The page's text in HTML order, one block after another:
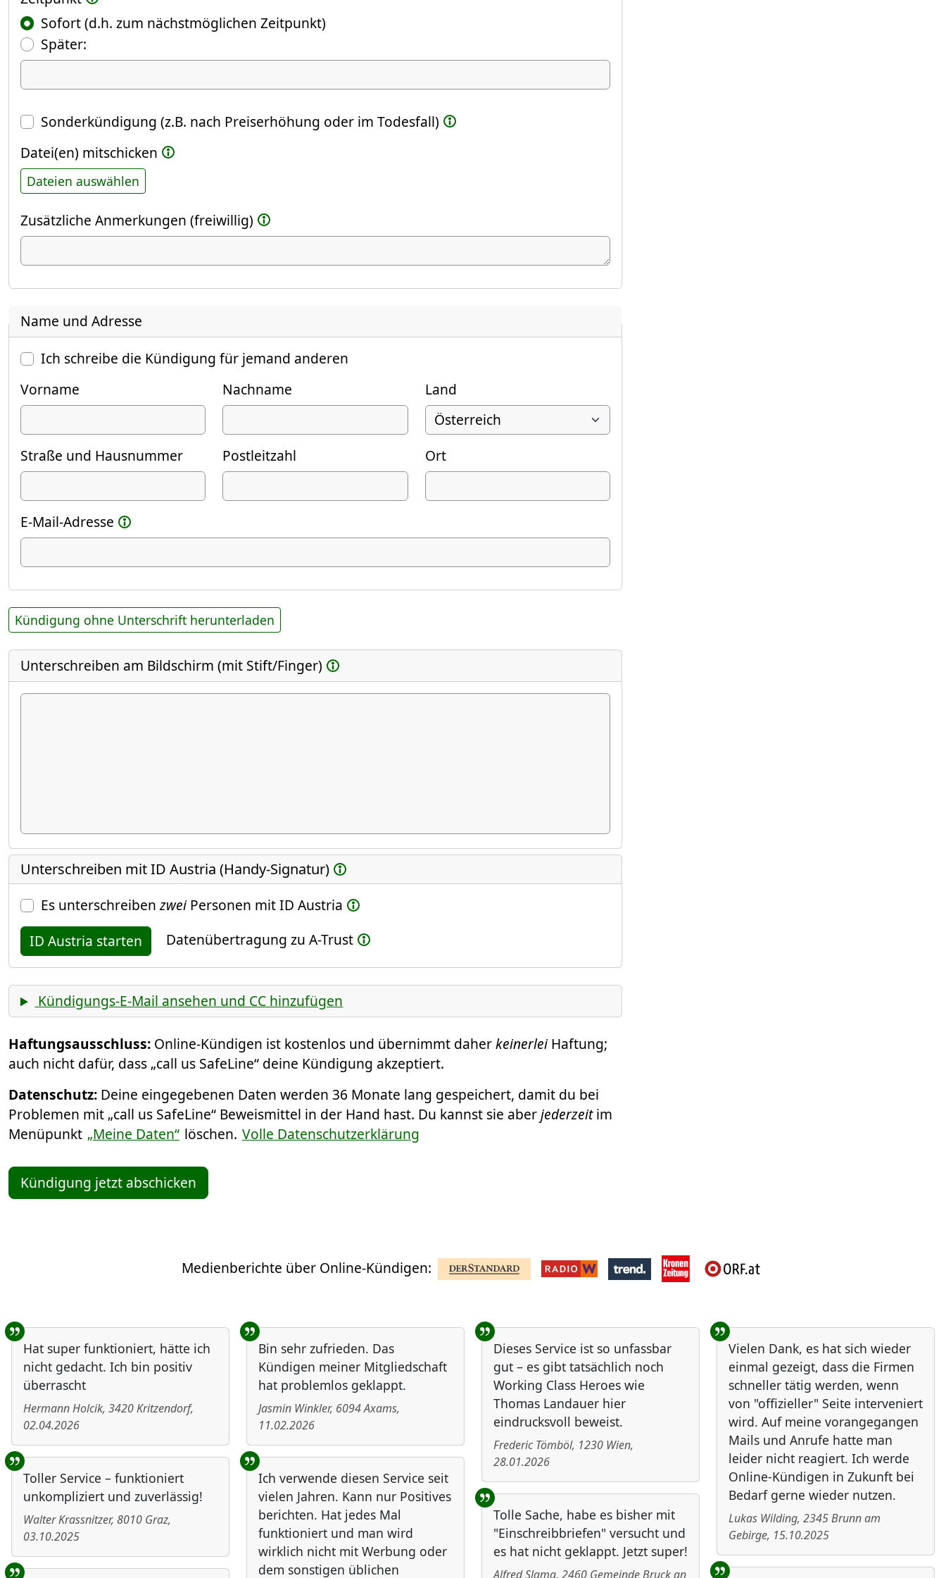
Sofort (d.h. zum nächstmöglichen Zeitpunkt)
Später:(Fokus springt automatisch ins nächste Feld)
Datum
Sonderkündigung (z.B. nach Preiserhöhung oder im Todesfall)
Datei(en) mitschicken
Dateien auswählen
Zusätzliche Anmerkungen (freiwillig)
Name und Adresse
Ich schreibe die Kündigung für jemand anderen
Vorname
Nachname Land
Straße und Hausnummer Postleitzahl Ort
E-Mail-Adresse
Kündigung ohne Unterschrift herunterladen
Unterschreiben am Bildschirm (mit Stift/Finger)
Unterschreiben mit ID Austria (Handy-Signatur)
Es unterschreibenzweiPersonen mit ID Austria
ID Austria starten
Datenübertragung zu A-Trust
Kündigungs-E-Mail ansehen und CC hinzufügen
Haftungsausschluss: Online-Kündigen ist kostenlos und übernimmt daherkeinerlei Haftung;
auch nicht dafür, dass „call us SafeLine“ deine Kündigung akzeptiert.
Datenschutz: Deine eingegebenen Daten werden 36 Monate lang gespeichert, damit du bei
Problemen mit „call us SafeLine“ Beweismittel in der Hand hast. Du kannst sie aberjederzeitim
Menüpunkt „Meine Daten“ löschen. Volle Datenschutzerklärung
Kündigung jetzt abschicken
Medienberichte über Online-Kündigen:
Benutzer-Rückmeldungen
Hat super funktioniert, hätte ich
nicht gedacht. Ich bin positiv
überrascht
Hermann Holcik, 3420Kritzendorf,
02.04.2026
Bin sehr zufrieden. Das
Kündigen meiner Mitgliedschaft
hat problemlos geklappt.
Jasmin Winkler, 6094Axams,
11.02.2026
Dieses Service ist so unfassbar
gut – es gibt tatsächlich noch
Working Class Heroes wie
Thomas Landauer hier
eindrucksvoll beweist.
Frederic Tömböl, 1230 Wien,
28.01.2026
Vielen Dank, es hat sich wieder
einmal gezeigt, dass die Firmen
schneller tätig werden, wenn
von "offizieller" Seite interveniert
wird. Auf meine vorangegangen
Mails und Anrufe hatte man
leider nicht reagiert. Ich werde
Online-Kündigen in Zukunft bei
Bedarf gerne wieder nutzen.
Lukas Wilding, 2345Brunn am
Gebirge, 15.10.2025
Toller Service – funktioniert
unkompliziert und zuverlässig!
Walter Krassnitzer, 8010 Graz,
03.10.2025
Ich verwende diesen Service seit
vielen Jahren. Kann nur Positives
berichten. Hat jedes Mal
funktioniert und man wird
wirklich nicht mit Werbung oder
dem sonstigen üblichen
Tolle Sache, habe es bisher mit
"Einschreibbriefen" versucht und
es hat nicht geklappt. Jetzt super!
Alfred Slama, 2460 Gemeinde Bruck an